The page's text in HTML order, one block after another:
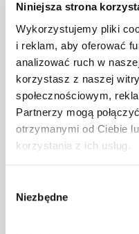
Niniejsza strona
Wykorzystujemy pliki
i reklam, aby oferować
analizować ruch w
korzystasz z naszej
społecznościowym,
Partnerzy mogą
otrzymanymi od Ciebie
korzystania z ich usług.
zgody
Niezbędne
Szeroki Wybór i
W naszym sklepie
dużych komód pod
oczekiwania nawet
klientów. Dbamy o to,
atrakcyjne, co
funkcjonalnej
kieszeń. Regularnie
Wygodne Zakupy